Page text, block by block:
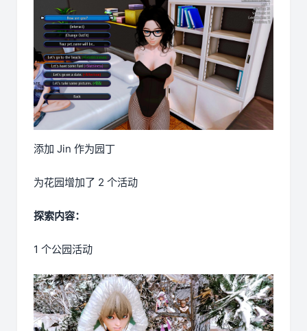
添加 Jin 作为园丁
为花园增加了 2 个活动
探索内容：
1 个公园活动